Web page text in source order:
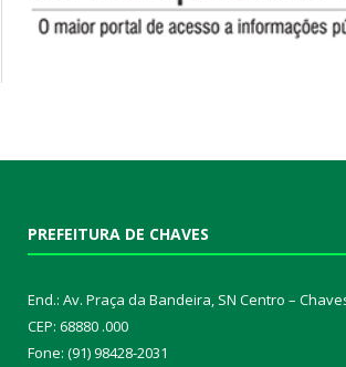
PREFEITURA DE CHAVES
End.: Av. Praça da Bandeira, SN Centro –
CEP: 68880 .000
Fone: (91) 98428-2031